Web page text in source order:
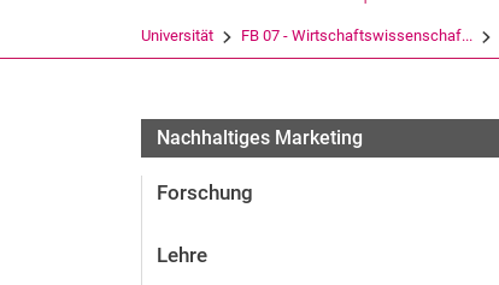
Universität FB 07 - Wirtschaftswissenschaf...
Nachhaltiges Marketing
Forschung
Lehre